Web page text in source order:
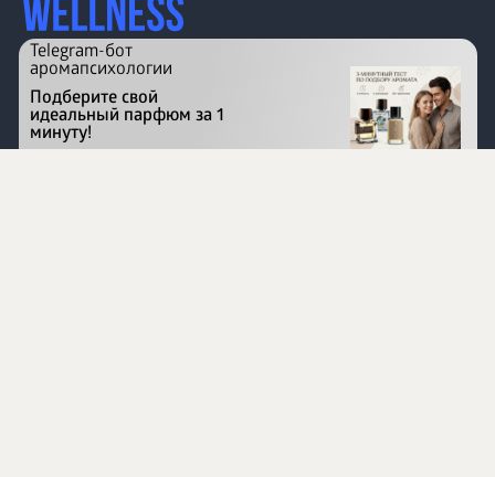
Перейти на сайт
Telegram-бот
аромапсихологии
Подберите свой
идеальный парфюм за 1
минуту!